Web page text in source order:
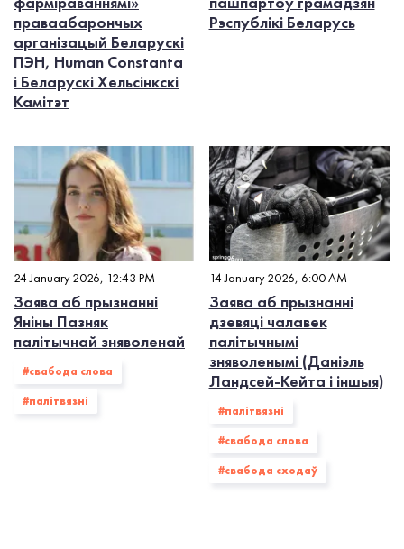
праваабарончых
арганізацый Беларускі
ПЭН, Human Constanta
і Беларускі Хельсінкскі
Камітэт
Рэспублікі Беларусь
24 January 2026, 12:43 PM
Заява аб прызнанні
Яніны Пазняк
палітычнай зняволенай
#свабода слова
#палiтвязнi
14 January 2026, 6:00 AM
Заява аб прызнанні
дзевяці чалавек
палітычнымі
зняволенымі (Даніэль
Ландсей-Кейта і іншыя)
#палiтвязнi
#свабода слова
#свабода сходаў